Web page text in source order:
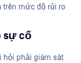
trên mức độ rủi ro
sự cố
hỏi phải giám sát